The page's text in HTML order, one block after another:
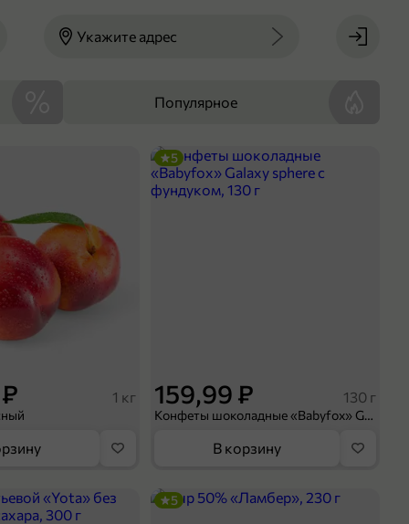
Укажите адрес
Популярное
1 кг 159,99 ₽ 130 г
Конфеты шоколадные «Babyfox» Galaxy sphere с фундуком, 130 г
5
В корзину
5